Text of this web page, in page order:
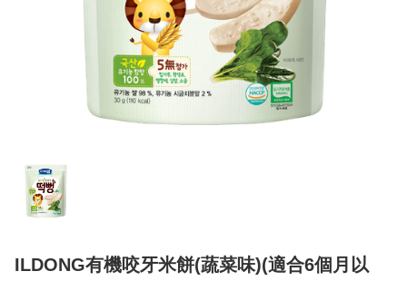
ILDONG有機咬牙米餅(蔬菜味)(適合6個月以